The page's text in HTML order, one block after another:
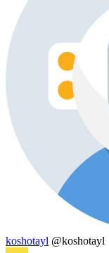
koshotayl @koshotayl